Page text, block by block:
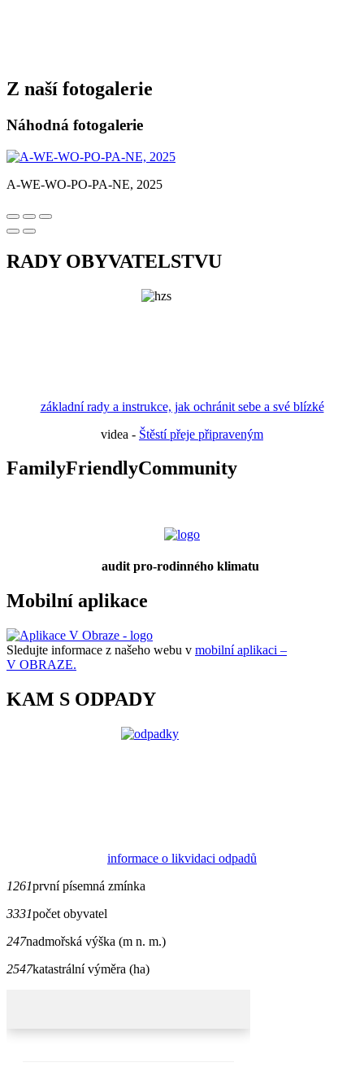
Z naší fotogalerie
Náhodná fotogalerie
A-WE-WO-PO-PA-NE, 2025
RADY OBYVATELSTVU
základní rady a instrukce, jak ochránit sebe a své blízké
videa - Štěstí přeje připraveným
FamilyFriendlyCommunity
audit pro-rodinného klimatu
Mobilní aplikace
Sledujte informace z našeho webu v mobilní aplikaci –
V OBRAZE.
KAM S ODPADY
informace o likvidaci odpadů
1261první písemná zmínka
3331počet obyvatel
247nadmořská výška (m n. m.)
2547katastrální výměra (ha)